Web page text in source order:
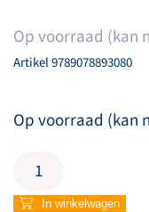
Op voorraad (kan
Artikel9789078893080
Op voorraad (kan
allerbesteIn winkelwagen